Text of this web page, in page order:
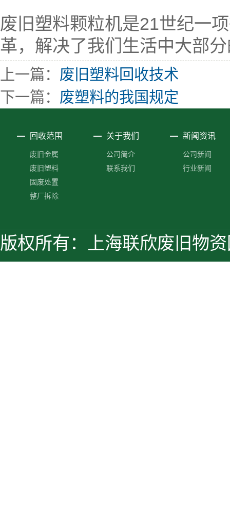
废旧塑料颗粒机是21世纪一
革，解决了我们生活中大部
上一篇： 废旧塑料回收技术
下一篇： 废塑料的我国规定
回收范围
废旧金属
废旧塑料
固废处置
整厂拆除
关于我们
公司简介
联系我们
新闻资讯
公司新闻
行业新闻
版权所有：上海联欣废旧物